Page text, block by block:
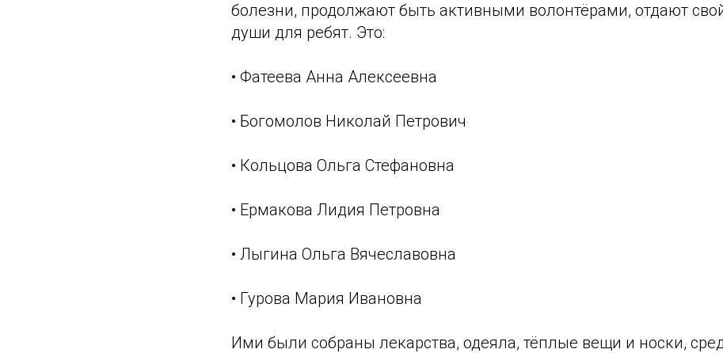
болезни, продолжают быть активными волонтёрами, отдают
души для ребят. Это:
• Фатеева Анна Алексеевна
• Богомолов Николай Петрович
• Кольцова Ольга Стефановна
• Ермакова Лидия Петровна
• Лыгина Ольга Вячеславовна
• Гурова Мария Ивановна
Ими были собраны лекарства, одеяла, тёплые вещи и носки,